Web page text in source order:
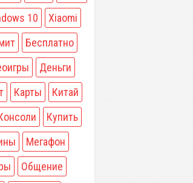
10
Xiaomi
Бесплатно
Деньги
Карты
Китай
Купить
Мегафон
Общение